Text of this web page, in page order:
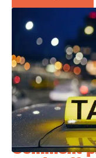
Comment